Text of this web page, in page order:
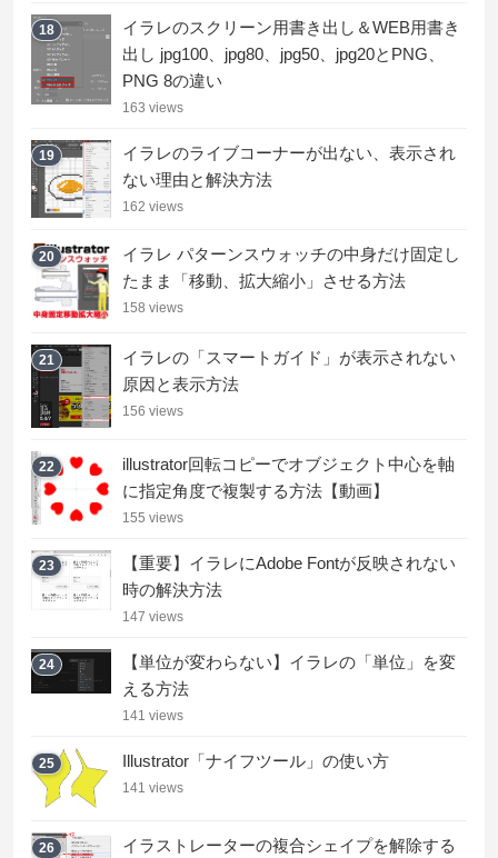
18
イラレのスクリーン用書き出し＆WEB用書き
出し jpg100、jpg80、jpg50、jpg20とPNG、
PNG 8の違い
163 views
19
イラレのライブコーナーが出ない、表示され
ない理由と解決方法
162 views
20
イラレ パターンスウォッチの中身だけ固定し
たまま「移動、拡大縮小」させる方法
158 views
21
イラレの「スマートガイド」が表示されない
原因と表示方法
156 views
22
illustrator回転コピーでオブジェクト中心を軸
に指定角度で複製する方法【動画】
155 views
23
【重要】イラレにAdobe Fontが反映されない
時の解決方法
147 views
24
【単位が変わらない】イラレの「単位」を変
える方法
141 views
25 Illustrator「ナイフツール」の使い方
141 views
26
イラストレーターの複合シェイプを解除する